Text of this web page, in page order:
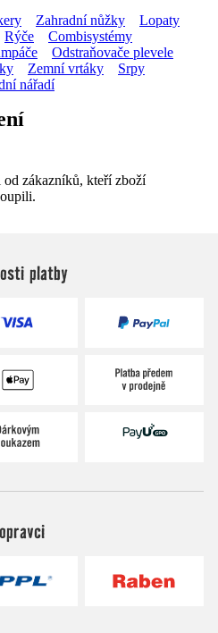
Zahradní nůžky
Lopaty
Rýče
Combisystémy
Odstraňovače plevele
Zemní vrtáky
Srpy
nářadí
zákazníků, kteří zboží
platby